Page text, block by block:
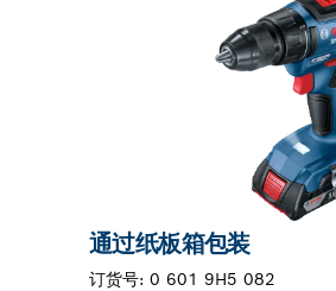
通过纸板箱包装
订货号: 0 601 9H5 082